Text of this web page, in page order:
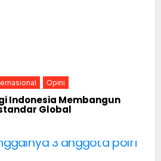
Opini
Indonesia Membangun
Global